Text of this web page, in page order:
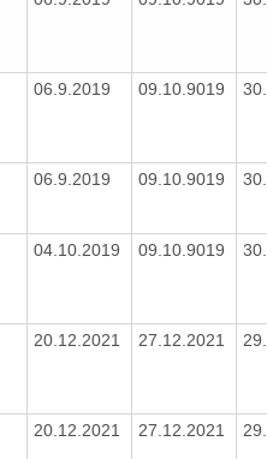
06.9.2019 09.10.9019
06.9.2019 09.10.9019
04.10.2019 09.10.9019
20.12.2021 27.12.2021
20.12.2021 27.12.2021